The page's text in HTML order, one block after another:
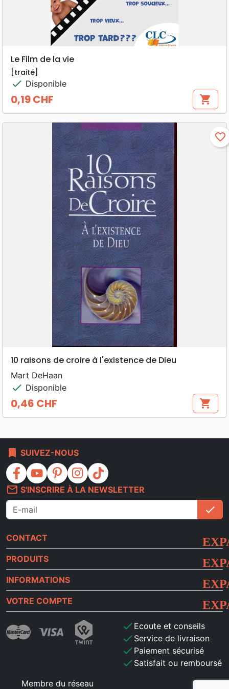
Le Film de la vie
[traité]
check Disponible
Prix
0,19 CHF shopping_cart
favorite_border
10 raisons de croire à l'existence de Dieu
Mart DeHaan
check Disponible
Prix
0,46 CHF shopping_cart
bookmark SUIVEZ-NOUS
facebook youtube pinterest instagram
tiktok
mail_outline S'INSCRIRE À LA NEWSLETTER
check
CONTACT
PRODUITS
INFORMATIONS
VOTRE COMPTE
check Ecoute et conseils
check Service de livraison
check Paiement sécurisé
check Satisfait ou remboursé
Membre du réseau